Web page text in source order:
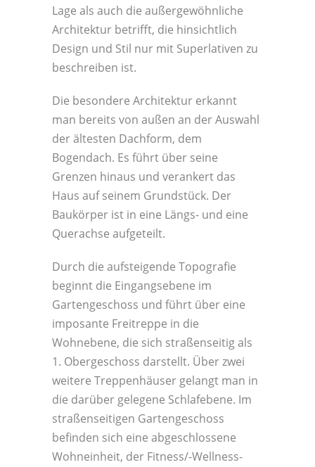
Lage als auch die außergewöhnliche
Architektur betrifft, die hinsichtlich
Design und Stil nur mit Superlativen zu
beschreiben ist.
Die besondere Architektur erkannt
man bereits von außen an der Auswahl
der ältesten Dachform, dem
Bogendach. Es führt über seine
Grenzen hinaus und verankert das
Haus auf seinem Grundstück. Der
Baukörper ist in eine Längs- und eine
Querachse aufgeteilt.
Durch die aufsteigende Topografie
beginnt die Eingangsebene im
Gartengeschoss und führt über eine
imposante Freitreppe in die
Wohnebene, die sich straßenseitig als
1. Obergeschoss darstellt. Über zwei
weitere Treppenhäuser gelangt man in
die darüber gelegene Schlafebene. Im
straßenseitigen Gartengeschoss
befinden sich eine abgeschlossene
Wohneinheit, der Fitness/-Wellness-